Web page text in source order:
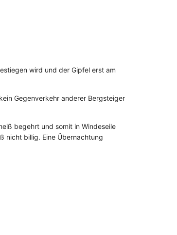
wird und der Gipfel erst am
Gegenverkehr anderer Bergsteiger
begehrt und somit in Windeseile
nicht billig. Eine Übernachtung